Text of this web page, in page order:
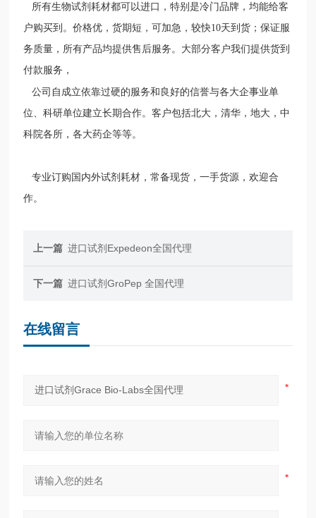
所有生物试剂耗材都可以进口，特别是冷门品牌，均能给客
户购买到。价格优，货期短，可加急，较快10天到货；保证服
务质量，所有产品均提供售后服务。大部分客户我们提供货到
付款服务，
公司自成立依靠过硬的服务和良好的信誉与各大企事业单
位、科研单位建立长期合作。客户包括北大，清华，地大，中
科院各所，各大药企等等。
专业订购国内外试剂耗材，常备现货，一手货源，欢迎合
作。
上一篇 进口试剂Expedeon全国代理
下一篇 进口试剂GroPep 全国代理
在线留言